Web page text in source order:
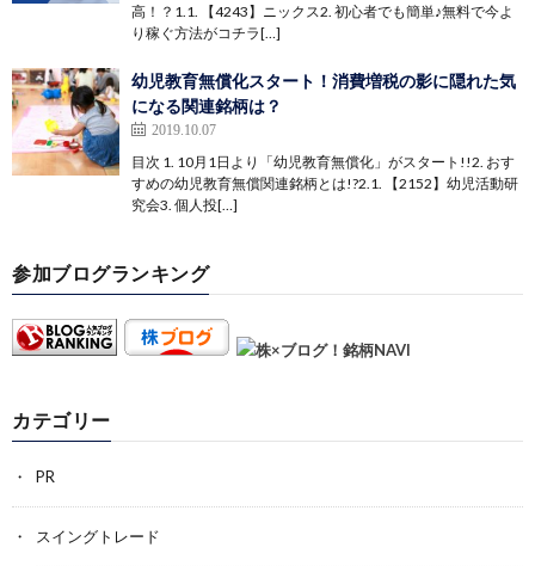
高！？1.1. 【4243】ニックス2. 初心者でも簡単♪無料で今よ
り稼ぐ方法がコチラ[…]
幼児教育無償化スタート！消費増税の影に隠れた気
になる関連銘柄は？
2019.10.07
目次 1. 10月1日より「幼児教育無償化」がスタート!!2. おす
すめの幼児教育無償関連銘柄とは!?2.1. 【2152】幼児活動研
究会3. 個人投[…]
参加ブログランキング
カテゴリー
PR
スイングトレード